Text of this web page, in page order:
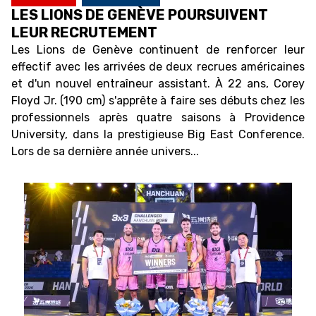
LES LIONS DE GENÈVE POURSUIVENT
LEUR RECRUTEMENT
Les Lions de Genève continuent de renforcer leur
effectif avec les arrivées de deux recrues américaines
et d'un nouvel entraîneur assistant. À 22 ans, Corey
Floyd Jr. (190 cm) s'apprête à faire ses débuts chez les
professionnels après quatre saisons à Providence
University, dans la prestigieuse Big East Conference.
Lors de sa dernière année univers...